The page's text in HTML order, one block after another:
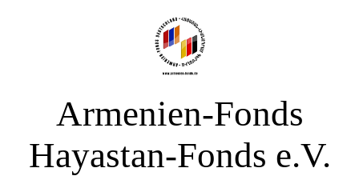
Armenien-Fonds
Hayastan-Fonds e.V.